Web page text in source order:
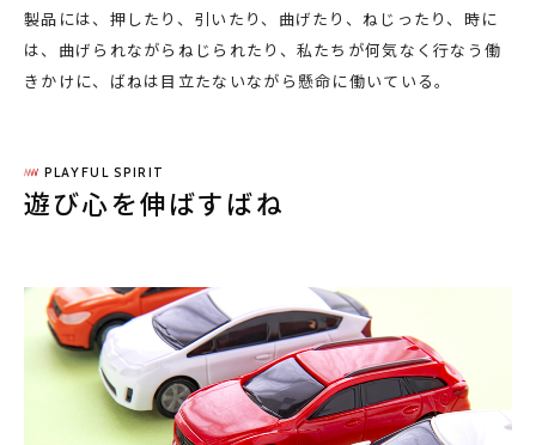
製品には、押したり、引いたり、曲げたり、ねじったり、時に
は、曲げられながらねじられたり、私たちが何気なく行なう働
きかけに、ばねは目立たないながら懸命に働いている。
PLAYFUL SPIRIT
遊び心を伸ばすばね